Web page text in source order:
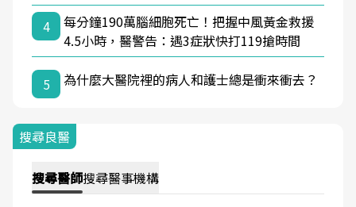
4
每分鐘190萬腦細胞死亡！把握中風黃金救援
4.5小時，醫警告：遇3症狀快打119搶時間
5 為什麼大醫院裡的病人和護士總是衝來衝去？
搜尋良醫
搜尋醫師搜尋醫事機構